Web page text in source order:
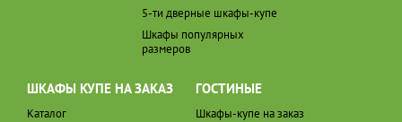
5-ти дверные шкафы-купе
Шкафы популярных
размеров
ШКАФЫ КУПЕ НА ЗАКАЗ
Каталог
ГОСТИНЫЕ
Шкафы-купе на заказ